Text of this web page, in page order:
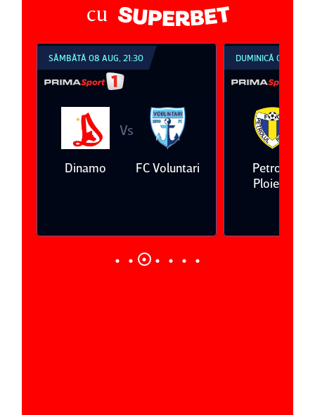
cu
SÂMBĂTĂ 08 AUG, 21:30
Dinamo
Vs
FC Voluntari
DUMINICĂ 09 AUG,
Petrolul
Ploieşti